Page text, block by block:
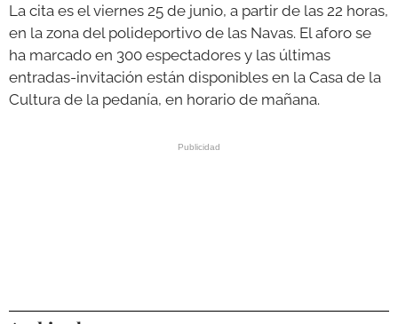
La cita es el viernes 25 de junio, a partir de las 22 horas,
en la zona del polideportivo de las Navas. El aforo se
ha marcado en 300 espectadores y las últimas
entradas-invitación están disponibles en la Casa de la
Cultura de la pedanía, en horario de mañana.